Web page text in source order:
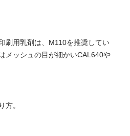
刷用乳剤は、M110を推奨してい
メッシュの目が細かいCAL640や
方。